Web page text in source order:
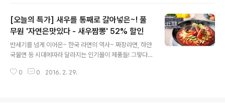
'들기름깻잎지' 누구나 좋아하는 대표적 반찬들로 고르고 골라 6종을 선보였는
데요. 어떠세요? 관심이 가지 않으세요? 한번 사놓으면 일주일이 든든한 풀무원
의 집반찬 6종이 풀무원샵의 '오늘의특가'를 통해 무려 30%나 할인된 가격으
로 ..
[오늘의 특가] 새우를 통째로 갈아넣은~! 풀
무원 '자연은맛있다 - 새우짬뽕' 52% 할인
반세기를 넘게 이어온~ 한국 라면의 역사~ 짜장라면, 하얀
국물면 등 시대에따라 달라지는 인기몰이 제품들! 그렇다
에요. 앗! 그럼 오늘은 꽃게짬뽕을 소개하는날? 후후. 댓츠
0 0 2016. 2. 29.